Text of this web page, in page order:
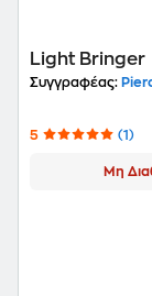
Light Bringer
Συγγραφέας:
5 (1)
Μη